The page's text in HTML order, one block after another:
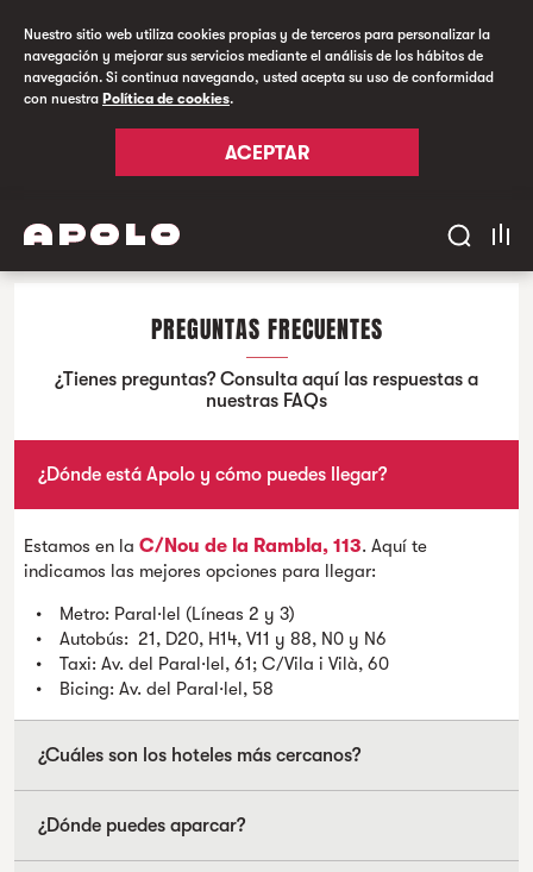
Nuestro sitio web utiliza cookies propias y de terceros para personalizar la
navegación y mejorar sus servicios mediante el análisis de los hábitos de
navegación. Si continua navegando, usted acepta su uso de conformidad
con nuestra Política de cookies.
ACEPTAR
PREGUNTAS FRECUENTES
¿Tienes preguntas? Consulta aquí las respuestas a
nuestras FAQs
¿Dónde está Apolo y cómo puedes llegar?
Estamos en la C/Nou de la Rambla, 113. Aquí te
indicamos las mejores opciones para llegar:
Metro: Paral·lel (Líneas 2 y 3)
Autobús: 21, D20, H14, V11 y 88, N0 y N6
Taxi: Av. del Paral·lel, 61; C/Vila i Vilà, 60
Bicing: Av. del Paral·lel, 58
¿Cuáles son los hoteles más cercanos?
¿Dónde puedes aparcar?